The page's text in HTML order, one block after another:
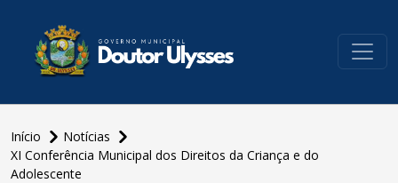
Início
Notícias
XI Conferência Municipal dos Direitos da Criança e do
Adolescente